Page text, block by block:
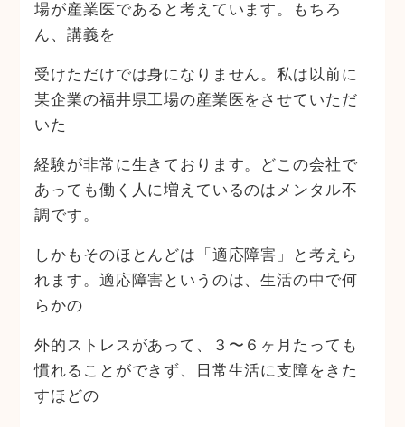
場が産業医であると考えています。もちろ
ん、講義を
受けただけでは身になりません。私は以前に
某企業の福井県工場の産業医をさせていただ
いた
経験が非常に生きております。どこの会社で
あっても働く人に増えているのはメンタル不
調です。
しかもそのほとんどは「適応障害」と考えら
れます。適応障害というのは、生活の中で何
らかの
外的ストレスがあって、３〜６ヶ月たっても
慣れることができず、日常生活に支障をきた
すほどの